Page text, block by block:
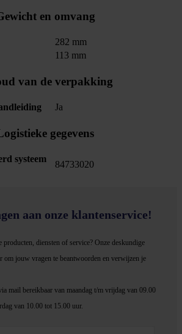
en omvang
282 mm
113 mm
van de verpakking
Ja
gegevens
systeem
84733020
aan onze klantenservice!
producten, diensten of service? Onze deskundige
om jouw vragen te beantwoorden en verwijzen je
mail bereikbaar van maandag t/m vrijdag van 09.00
van 10.00 tot 15.00 uur.